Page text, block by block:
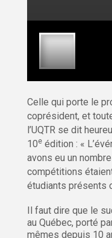
Celle qui porte le
coprésident, et
l’UQTR se dit
10e édition : «
avons eu un
compétitions
étudiants présents
Il faut dire que le
au Québec, porté
mêmes depuis 10